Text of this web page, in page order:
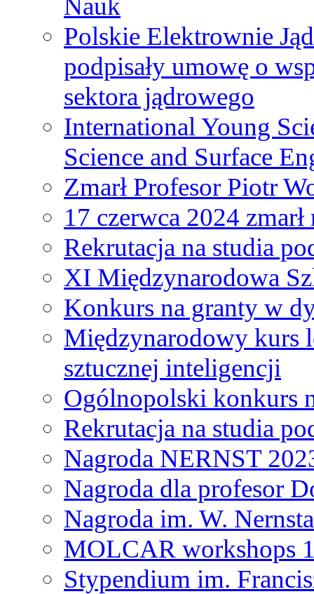
Nauk
Polskie Elektrownie
podpisały umowę o
sektora jądrowego
International Young
Science and Surface
Zmarł Profesor Piotr
17 czerwca 2024
Rekrutacja na studia
XI Międzynarodowa
Konkurs na granty w
Międzynarodowy kurs
sztucznej inteligencji
Ogólnopolski konkurs
Rekrutacja na studia
Nagroda NERNST
Nagroda dla profesor
Nagroda im. W.
MOLCAR workshops
Stypendium im.